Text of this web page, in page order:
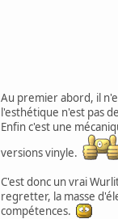
Au premier abord, il
l'esthétique n'est pas
Enfin c'est une
versions vinyle.
C'est donc un vrai
regretter, la masse
compétences.